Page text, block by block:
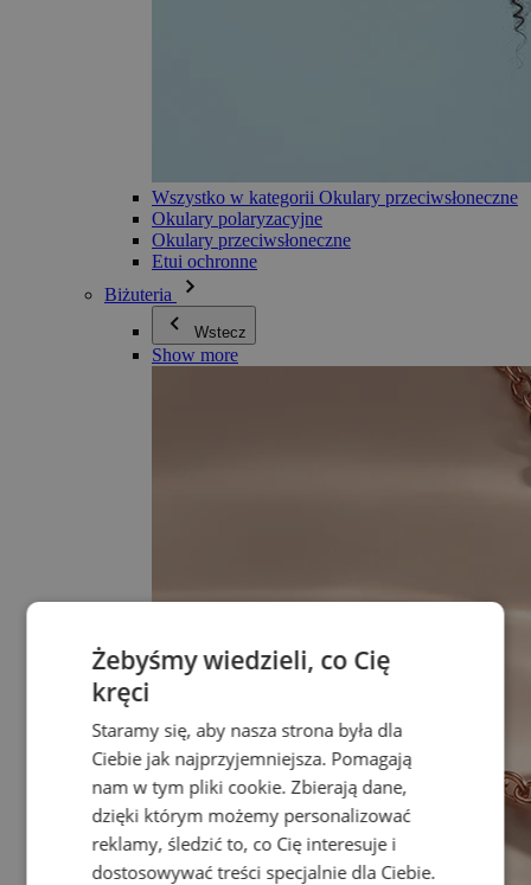
Wszystko w kategorii Okulary przeciwsłoneczne
Okulary polaryzacyjne
Okulary przeciwsłoneczne
Etui ochronne
Biżuteria
Wstecz
Show more
Żebyśmy wiedzieli, co Cię
kręci
Staramy się, aby nasza strona była dla
Ciebie jak najprzyjemniejsza. Pomagają
nam w tym pliki cookie. Zbierają dane,
dzięki którym możemy personalizować
reklamy, śledzić to, co Cię interesuje i
dostosowywać treści specjalnie dla Ciebie.